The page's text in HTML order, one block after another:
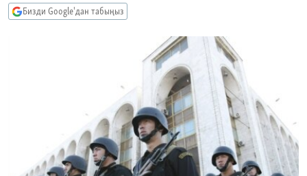
ЭКСПЕРТТЕР ТАЛДАЙТ
ЫҢГАЙСЫЗ СУРООЛОР
ӨЗГӨЧӨ ПИКИР
Бизди Google'дан табыңыз